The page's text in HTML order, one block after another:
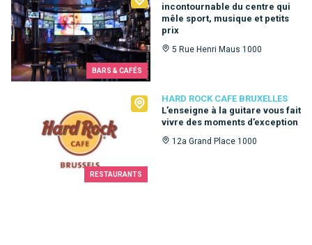
BARS & CAFÉS
incontournable du centre qui
mêle sport, musique et petits
prix
5 Rue Henri Maus 1000
RESTAURANTS
HARD ROCK CAFE BRUXELLES
L’enseigne à la guitare vous fait
vivre des moments d’exception
12a Grand Place 1000
Hard Rock Cafe Bruxelles